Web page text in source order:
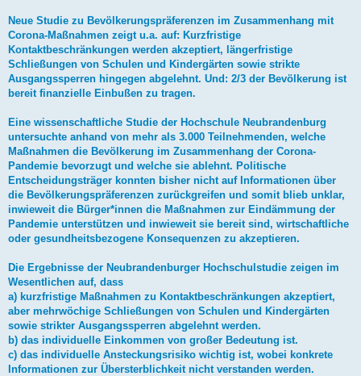
Neue Studie zu Bevölkerungspräferenzen im Zusammenhang mit
Corona-Maßnahmen zeigt u.a. auf: Kurzfristige
Kontaktbeschränkungen werden akzeptiert, längerfristige
Schließungen von Schulen und Kindergärten sowie strikte
Ausgangssperren hingegen abgelehnt. Und: 2/3 der Bevölkerung ist
bereit finanzielle Einbußen zu tragen.
Eine wissenschaftliche Studie der Hochschule Neubrandenburg
untersuchte anhand von mehr als 3.000 Teilnehmenden, welche
Maßnahmen die Bevölkerung im Zusammenhang der Corona-
Pandemie bevorzugt und welche sie ablehnt. Politische
Entscheidungsträger konnten bisher nicht auf Informationen über
die Bevölkerungspräferenzen zurückgreifen und somit blieb unklar,
inwieweit die Bürger*innen die Maßnahmen zur Eindämmung der
Pandemie unterstützen und inwieweit sie bereit sind, wirtschaftliche
oder gesundheitsbezogene Konsequenzen zu akzeptieren.
Die Ergebnisse der Neubrandenburger Hochschulstudie zeigen im
Wesentlichen auf, dass
a) kurzfristige Maßnahmen zu Kontaktbeschränkungen akzeptiert,
aber mehrwöchige Schließungen von Schulen und Kindergärten
sowie strikter Ausgangssperren abgelehnt werden.
b) das individuelle Einkommen von großer Bedeutung ist.
c) das individuelle Ansteckungsrisiko wichtig ist, wobei konkrete
Informationen zur Übersterblichkeit nicht verstanden werden.